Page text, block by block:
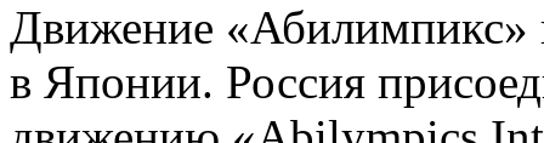
Движение «Абилимпикс»
в Японии. Россия